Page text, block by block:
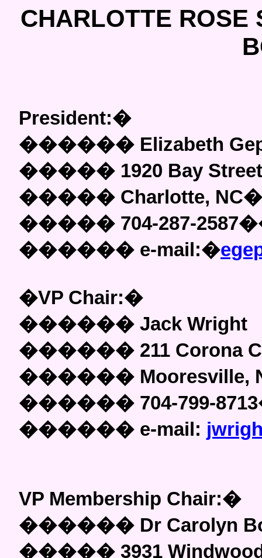
CHARLOTTE ROSE
President:�
������ Elizabeth
����� 1920 Bay Street
����� Charlotte, NC
����� 704-287-2587
������ e-mail:�
�VP Chair:�
������ Jack Wright
������ 211 Corona
������ Mooresville,
������ 704-799-8713
������ e-mail:
VP Membership Chair:�
������ Dr Carolyn
����� 3931